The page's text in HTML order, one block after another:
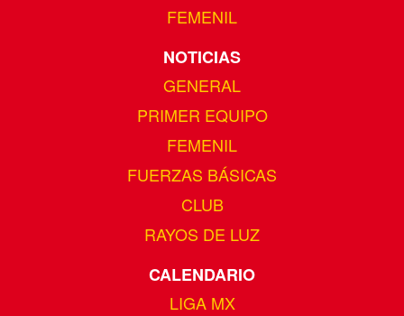
FEMENIL
NOTICIAS
GENERAL
PRIMER EQUIPO
FEMENIL
FUERZAS BÁSICAS
CLUB
RAYOS DE LUZ
CALENDARIO
LIGA MX